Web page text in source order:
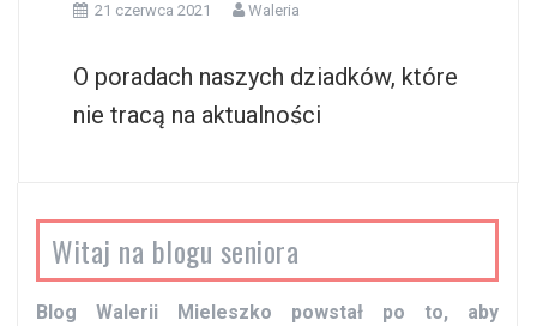
21 czerwca 2021 Waleria
O poradach naszych dziadków, które
nie tracą na aktualności
Witaj na blogu seniora
Blog Walerii Mieleszko powstał po to, aby